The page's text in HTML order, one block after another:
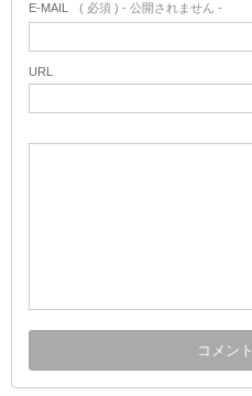
E-MAIL ( 必須 ) - 公開されません -
URL